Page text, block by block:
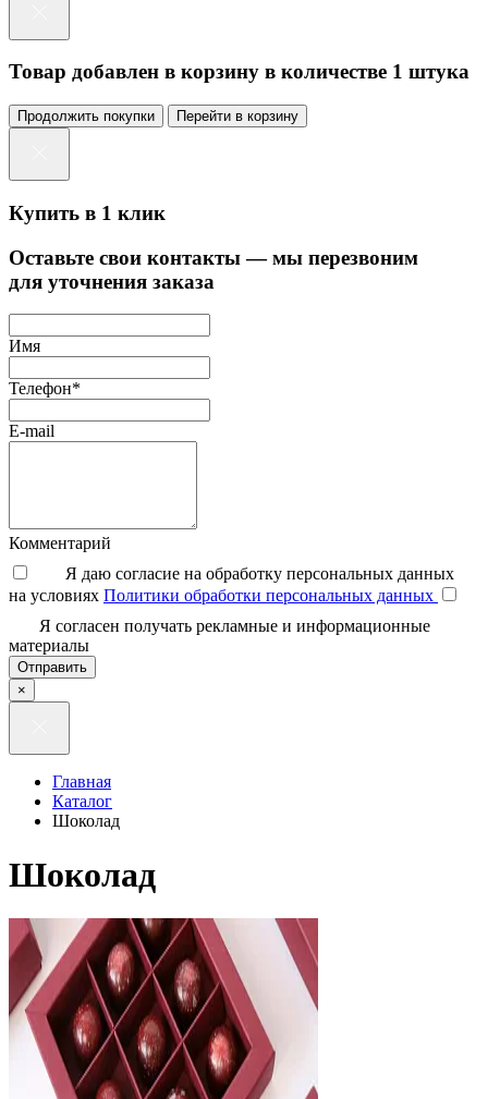
Товар добавлен в корзину в количестве 1 штука
Продолжить покупки Перейти в корзину
Купить в 1 клик
Оставьте свои контакты — мы перезвоним
для уточнения заказа
Имя
Телефон*
E-mail
Комментарий
Я даю согласие на обработку персональных данных
на условиях Политики обработки персональных данных
Я согласен получать рекламные и информационные
материалы
Отправить
×
Главная
Каталог
Шоколад
Шоколад